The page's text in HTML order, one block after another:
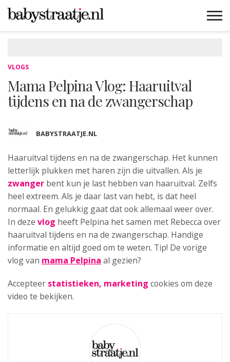
VLOGS
Mama Pelpina Vlog: Haaruitval
tijdens en na de zwangerschap
BABYSTRAATJE.NL
Haaruitval tijdens en na de zwangerschap. Het kunnen
letterlijk plukken met haren zijn die uitvallen. Als je
zwanger bent kun je last hebben van haaruitval. Zelfs
heel extreem. Als je daar last van hebt, is dat heel
normaal. En gelukkig gaat dat ook allemaal weer over.
In deze vlog heeft Pelpina het samen met Rebecca over
haaruitval tijdens en na de zwangerschap. Handige
informatie en altijd goed om te weten. Tip! De vorige
vlog van mama Pelpina al gezien?
Accepteer statistieken, marketing cookies om deze
video te bekijken.